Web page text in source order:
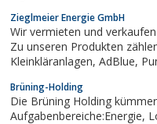
Zieglmeier Energie GmbH
Wir vermieten und
Zu unseren Produkten zählen
Kleinkläranlagen, AdBlue, Pumpen sowie Zapfsäulen. Weiterhin
dazu, findet man bei uns auf der Seite unter
http://www.tankhandel.de
Brüning-Holding
Die Brüning Holding